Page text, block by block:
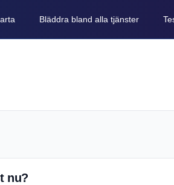
Bläddra bland alla tjänster
nu?